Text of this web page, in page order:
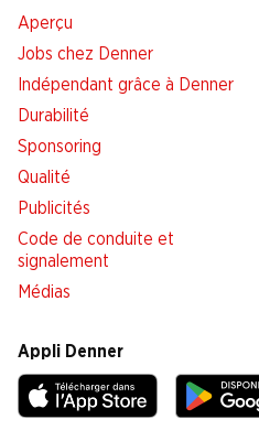
Aperçu
Jobs chez Denner
Indépendant grâce à Denner
Durabilité
Sponsoring
Qualité
Publicités
Code de conduite et
signalement
Médias
Appli Denner